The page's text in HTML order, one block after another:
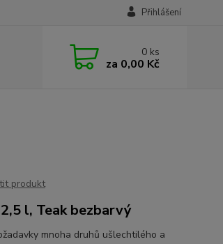
Přihlášení
0 ks
za 0,00 Kč
produkt
l, Teak bezbarvý
mnoha druhů ušlechtilého a